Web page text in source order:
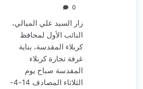
0
زار السيد علي الميالي،
النائب الأول لمحافظ
كربلاء المقدسة، بناية
غرفة تجارة كربلاء
المقدسة صباح يوم
الثلاثاء المصادف 14-4-